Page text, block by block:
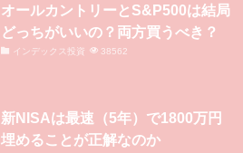
オールカントリーとS&P500は結局
どっちがいいの？両方買うべき？
インデックス投資 38562
新NISAは最速（5年）で1800万円
埋めることが正解なのか